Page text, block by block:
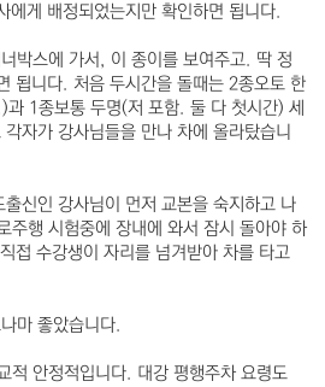
에게 배정되었는지만 확인하면 됩니다.
박스에 가서, 이 종이를 보여주고. 딱 정
됩니다. 처음 두시간을 돌때는 2종오토 한
1종보통 두명(저 포함. 둘 다 첫시간) 세
자가 강사님들을 만나 차에 올라탔습니
신인 강사님이 먼저 교본을 숙지하고 나
주행 시험중에 장내에 와서 잠시 돌아야 하
접 수강생이 자리를 넘겨받아 차를 타고
마 좋았습니다.
적 안정적입니다. 대강 평행주차 요령도